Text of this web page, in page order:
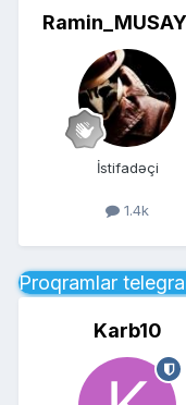
İstifadəçi
1.4k
Proqramlar
Karb10